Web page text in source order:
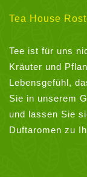
Tea House
Tee ist für uns
Kräuter und
Lebensgefühl,
Sie in unserem
und lassen Sie
Duftaromen zu